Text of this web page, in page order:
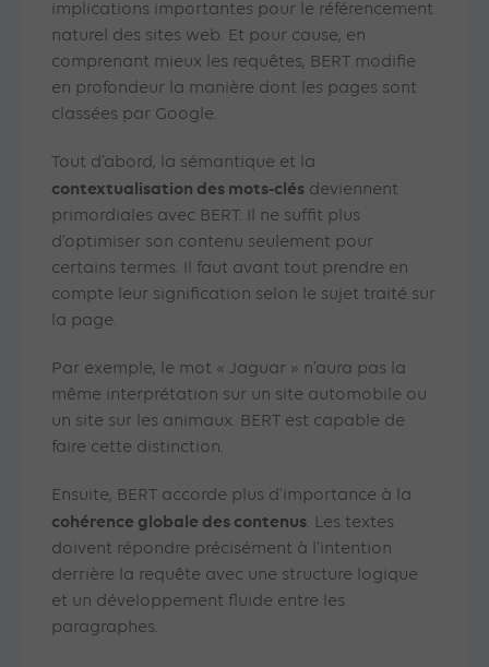
implications importantes pour le référencement
naturel des sites web. Et pour cause, en
comprenant mieux les requêtes, BERT modifie
en profondeur la manière dont les pages sont
classées par Google.
Tout d’abord, la sémantique et la
contextualisation des mots-clés deviennent
primordiales avec BERT. Il ne suffit plus
d’optimiser son contenu seulement pour
certains termes. Il faut avant tout prendre en
compte leur signification selon le sujet traité sur
la page.
Par exemple, le mot « Jaguar » n’aura pas la
même interprétation sur un site automobile ou
un site sur les animaux. BERT est capable de
faire cette distinction.
Ensuite, BERT accorde plus d’importance à la
cohérence globale des contenus. Les textes
doivent répondre précisément à l’intention
derrière la requête avec une structure logique
et un développement fluide entre les
paragraphes.